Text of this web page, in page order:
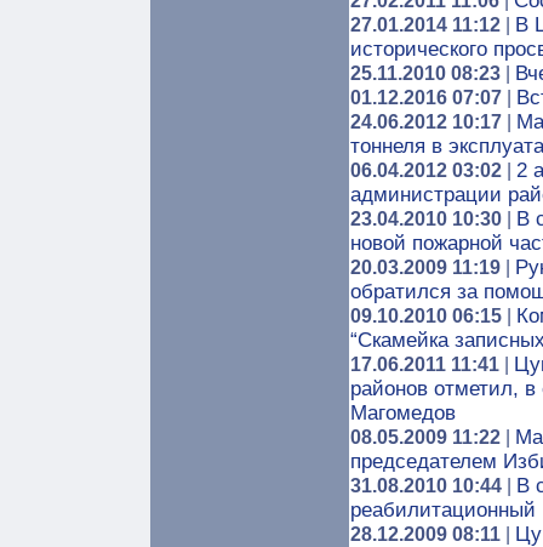
27.01.2014 11:12
В
исторического
25.11.2010 08:23
01.12.2016 07:07
24.06.2012 10:17
тоннеля в
06.04.2012 03:02
2
администрации
23.04.2010 10:30
В
новой пожарной
20.03.2009 11:19
обратился за
09.10.2010 06:15
“Скамейка
17.06.2011 11:41
районов отметил,
Магомедов
08.05.2009 11:22
председателем
31.08.2010 10:44
В
реабилитационный
28.12.2009 08:11